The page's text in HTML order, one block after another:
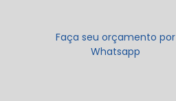
Faça seu orçamento por
Whatsapp